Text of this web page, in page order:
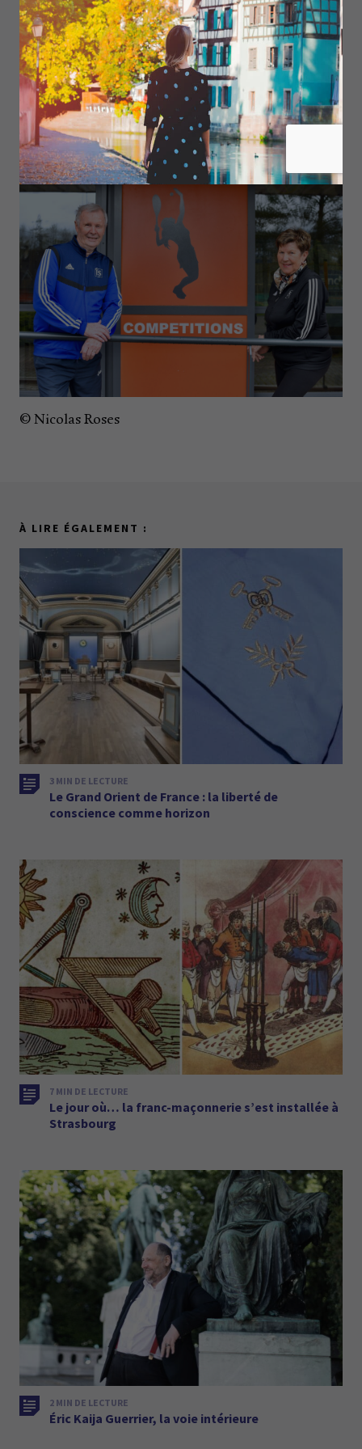
grandes joueuses comme Lindsay Davenport, alors
numéro 1 mondiale, Steffi Graff ou Amélie
Mauresmo. « Quand elle est venue, on a dû doubler
la sécurité. Elle a souhaité visiter le vignoble haut-
rhinois, nous avons géré ! »
S’ils envisagent de passer le relais, on a du mal à
imaginer les IS sans le couple Haass, sa générosité
et son énergie légendaires…
© Nicolas Roses
À LIRE ÉGALEMENT :
3 MIN DE LECTURE
Le Grand Orient de France : la liberté de
conscience comme horizon
7 MIN DE LECTURE
Le jour où… la franc-maçonnerie s’est installée à
Strasbourg
2 MIN DE LECTURE
Éric Kaija Guerrier, la voie intérieure